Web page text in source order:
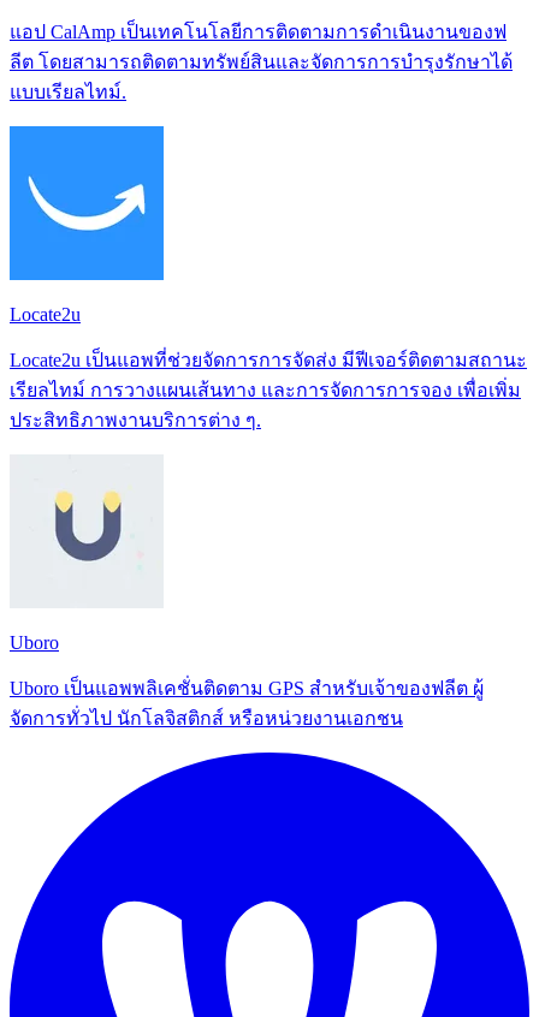
แอป CalAmp เป็นเทคโนโลยีการติดตามการดำเนินงานของฟ
ลีต โดยสามารถติดตามทรัพย์สินและจัดการการบำรุงรักษาได้
แบบเรียลไทม์.
Locate2u
Locate2u เป็นแอพที่ช่วยจัดการการจัดส่ง มีฟีเจอร์ติดตามสถานะ
เรียลไทม์ การวางแผนเส้นทาง และการจัดการการจอง เพื่อเพิ่ม
ประสิทธิภาพงานบริการต่าง ๆ.
Uboro
Uboro เป็นแอพพลิเคชั่นติดตาม GPS สำหรับเจ้าของฟลีต ผู้
จัดการทั่วไป นักโลจิสติกส์ หรือหน่วยงานเอกชน